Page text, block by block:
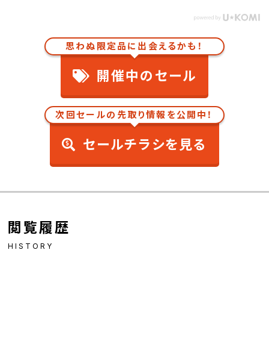
思わぬ限定品に出会えるかも！
開催中のセール
次回セールの先取り情報を公開中！
セールチラシを見る
閲覧履歴
HISTORY